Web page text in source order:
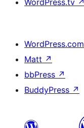
WordPress.tv ↗
WordPress.com
Matt ↗
bbPress ↗
BuddyPress ↗